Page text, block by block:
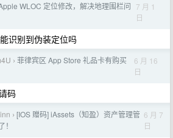
WLOC 定位修改，解决地理围栏问 7 月 1
日
识别到伪装定位吗
› 菲律宾区 App Store 礼品卡有购买
6 月 16
日
码
› [IOS 赠码] iAssets（知盈）资产管理管 6 月 7
日